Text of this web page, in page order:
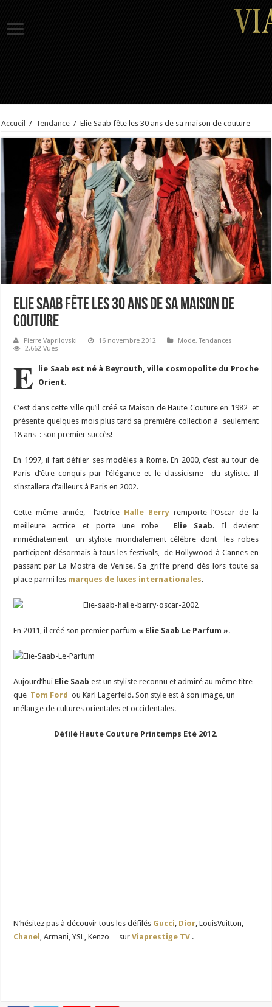
Accueil / Tendance / Elie Saab fête les 30 ans de sa maison de couture
Elie Saab fête les 30 ans de sa maison de
couture
Pierre Vaprilovski 16 novembre 2012 Mode,Tendances
2,662 Vues
E
lie Saab est né à Beyrouth, ville cosmopolite du Proche
Orient.
C’est dans cette ville qu’il créé sa Maison de Haute Couture en 1982 et
présente quelques mois plus tard sa première collection à seulement
18 ans : son premier succès!
En 1997, il fait défiler ses modèles à Rome. En 2000, c’est au tour de
Paris d’être conquis par l’élégance et le classicisme du styliste. Il
s’installera d’ailleurs à Paris en 2002.
Cette même année, l’actrice Halle Berryremporte l’Oscar de la
meilleure actrice et porte une robe… Elie Saab. Il devient
immédiatement un styliste mondialement célèbre dont les robes
participent désormais à tous les festivals, de Hollywood à Cannes en
passant par La Mostra de Venise. Sa griffe prend dès lors toute sa
place parmi les marques de luxes internationales.
En 2011, il créé son premier parfum « Elie Saab Le Parfum ».
Aujourd’hui Elie Saab est un styliste reconnu et admiré au même titre
que Tom Ford ou Karl Lagerfeld. Son style est à son image, un
mélange de cultures orientales et occidentales.
Défilé Haute Couture Printemps Eté 2012.
N’hésitez pas à découvir tous les défilés Gucci Dior , LouisVuitton,
Chanel
, Armani, YSL, Kenzo… surViaprestige TV .